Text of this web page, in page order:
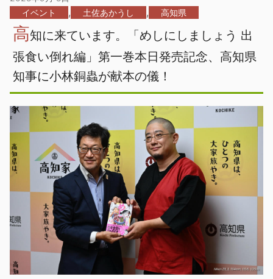
イベント
, 土佐あかうし , 高知県
高知に来ています。「めしにしましょう 出
張食い倒れ編」第一巻本日発売記念、高知県
知事に小林銅蟲が献本の儀！